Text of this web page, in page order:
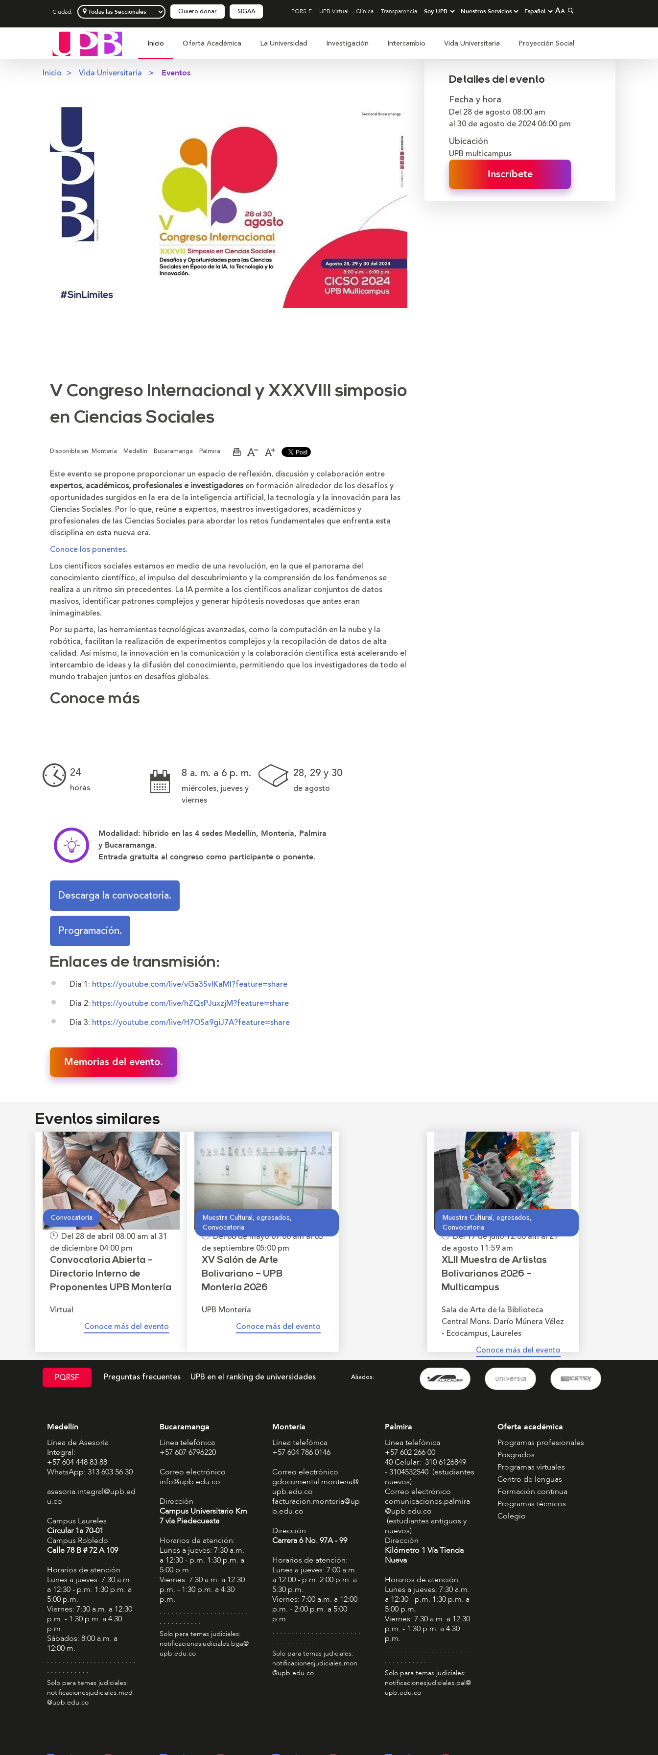
Ciudad: Quiero donar SIGAA PQRS-F UPB Virtual Clínica Transparencia
Inicio Oferta Académica La Universidad Investigación Intercambio Vida Universitaria Proyección Social
Inicio Vida Universitaria Eventos
V Congreso Internacional y XXXVIII simposio
en Ciencias Sociales
Detalles del evento
Fecha y hora
Del 28 de agosto 08:00 am
al 30 de agosto de 2024 06:00 pm
Ubicación
UPB multicampus
Inscríbete
Disponible en: Montería Medellín Bucaramanga Palmira
ImprimirAumentar
de
la
letra
Disminuir
de
la
letra
Este evento se propone proporcionar un espacio de reflexión, discusión y colaboración entre
expertos, académicos, profesionales e investigadores en formación alrededor de los desafíos y
oportunidades surgidos en la era de la inteligencia artificial, la tecnología y la innovación para las
Ciencias Sociales. Por lo que, reúne a expertos, maestros investigadores, académicos y
profesionales de las Ciencias Sociales para abordar los retos fundamentales que enfrenta esta
disciplina en esta nueva era.
Conoce los ponentes.
Los científicos sociales estamos en medio de una revolución, en la que el panorama del
conocimiento científico, el impulso del descubrimiento y la comprensión de los fenómenos se
realiza a un ritmo sin precedentes. La IA permite a los científicos analizar conjuntos de datos
masivos, identificar patrones complejos y generar hipótesis novedosas que antes eran
inimaginables.
Por su parte, las herramientas tecnológicas avanzadas, como la computación en la nube y la
robótica, facilitan la realización de experimentos complejos y la recopilación de datos de alta
calidad. Así mismo, la innovación en la comunicación y la colaboración científica está acelerando el
intercambio de ideas y la difusión del conocimiento, permitiendo que los investigadores de todo el
mundo trabajen juntos en desafíos globales.
Conoce más
24
horas
8 a. m. a 6 p. m.
miércoles, jueves y
viernes
28, 29 y 30
de agosto
Modalidad: híbrido en las 4 sedes Medellín, Montería, Palmira
y Bucaramanga.
Entrada gratuita al congreso como participante o ponente.
Descarga la convocatoria.
Programación.
Enlaces de transmisión:
Día 1: https://youtube.com/live/vGa3SvIKaMI?feature=share
Día 2: https://youtube.com/live/hZQsPJuxzjM?feature=share
Día 3: https://youtube.com/live/H7OSa9giJ7A?feature=share
Memorias del evento.
Eventos similares
Convocatoria
Del 28 de abril 08:00 am al 31
de diciembre 04:00 pm
Convocatoria Abierta –
Directorio Interno de
Proponentes UPB Montería
Virtual
Conoce más del evento
Muestra Cultural, egresados,
Convocatoria
Del 06 de mayo07:00 amal 03
de septiembre 05:00 pm
XV Salón de Arte
Bolivariano – UPB
Montería 2026
UPB Montería
Conoce más del evento
Muestra Cultural, egresados,
Convocatoria
Del 17 de julio12:00 amal 21
de agosto 11:59 am
XLII Muestra de Artistas
Bolivarianos 2026 –
Multicampus
Sala de Arte de la Biblioteca
Central Mons. Darío Múnera Vélez
- Ecocampus, Laureles
Conoce más del evento
PQRSF Preguntas frecuentes UPB en el ranking de universidades Aliados
Medellín
Línea de Asesoría
Integral:
+57 604 448 83 88
WhatsApp: 313 603 56 30
asesoria.integral@upb.ed
u.co
Campus Laureles
Circular 1a 70-01
Campus Robledo
Calle 78 B # 72 A 109
Horarios de atención
Lunes a jueves: 7:30 a.m.
a 12:30 - p.m. 1:30 p.m. a
5:00 p.m.
Viernes: 7:30 a.m. a 12:30
p.m. - 1:30 p.m. a 4:30
p.m.
Sábados: 8:00 a.m. a
12:00 m.
. . . . . . . . . . . . . . . . . . . . . . .
. . . . . . . . . . .
Solo para temas judiciales:
notificacionesjudiciales.med
@upb.edu.co
Bucaramanga
Línea telefónica
+57 607 6796220
Correo electrónico
info@upb.edu.co
Dirección
Campus Universitario Km
7 vía Piedecuesta
Horarios de atención:
Lunes a jueves: 7:30 a.m.
a 12:30 - p.m. 1:30 p.m. a
5:00 p.m.
Viernes: 7:30 a.m. a 12:30
p.m. - 1:30 p.m. a 4:30
p.m.
. . . . . . . . . . . . . . . . . . . . . . .
. . . . . . . . . . .
Solo para temas judiciales:
notificacionesjudiciales.bga@
upb.edu.co
Montería
Línea telefónica
+57 604 786 0146
Correo electrónico
gdocumental.monteria@
upb.edu.co
facturacion.monteria@up
b.edu.co
Dirección
Carrera 6 No. 97A - 99​
Horarios de atención:
Lunes a jueves: 7:00 a.m.
a 12:00 - p.m. 2:00 p.m. a
5:30 p.m.
Viernes: 7:00 a.m. a 12:00
p.m. - 2:00 p.m. a 5:00
p.m.
. . . . . . . . . . . . . . . . . . . . . . .
. . . . . . . . . . .
Solo para temas judiciales:
notificacionesjudiciales.mon
@upb.edu.co
Palmira
Línea telefónica
+57 602 266 00
40 Celular: 310 6126849
- 3104532540 (estudiantes
nuevos)
Correo electrónico
comunicaciones.palmira
@upb.edu.co
(estudiantes antiguos y
nuevos)
Dirección
Kilómetro 1 Vía Tienda
Nueva
Horarios de atención
Lunes a jueves: 7:30 a.m.
a 12:30 - p.m. 1:30 p.m. a
5:00 p.m.
Viernes: 7:30 a.m. a 12:30
p.m. - 1:30 p.m. a 4:30
p.m.
. . . . . . . . . . . . . . . . . . . . . . .
. . . . . . . . . . .
Solo para temas judiciales:
notificacionesjudiciales.pal@
upb.edu.co
Oferta académica
Programas profesionales
Posgrados
Programas virtuales
Centro de lenguas
Formación continua
Programas técnicos
Colegio